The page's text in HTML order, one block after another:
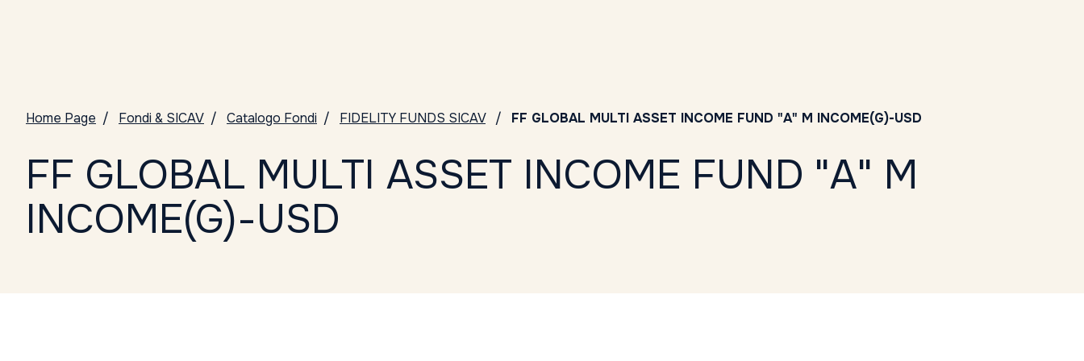
Home Page Fondi & SICAV Catalogo Fondi FIDELITY FUNDS SICAV FF GLOBAL MULTI ASSET INCOME FUND "A" M INCOME(G)-USD
FF GLOBAL MULTI ASSET INCOME FUND "A" M
INCOME(G)-USD